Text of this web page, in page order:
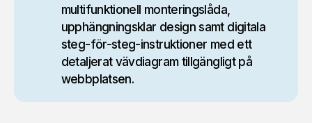
multifunktionell monteringslåda,
upphängningsklar design samt digitala
steg-för-steg-instruktioner med ett
detaljerat vävdiagram tillgängligt på
webbplatsen.